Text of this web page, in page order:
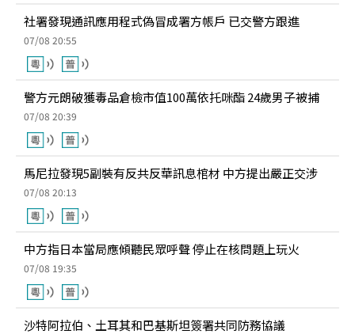
社署發現通訊應用程式偽冒成署方帳戶 已交警方跟進
07/08 20:55
警方元朗破獲毒品倉檢市值100萬依托咪酯 24歲男子被捕
07/08 20:39
馬尼拉發現5副裝有反共反華訊息棺材 中方提出嚴正交涉
07/08 20:13
中方指日本當局應傾聽民眾呼聲 停止在核問題上玩火
07/08 19:35
沙特阿拉伯、土耳其和巴基斯坦簽署共同防務協議